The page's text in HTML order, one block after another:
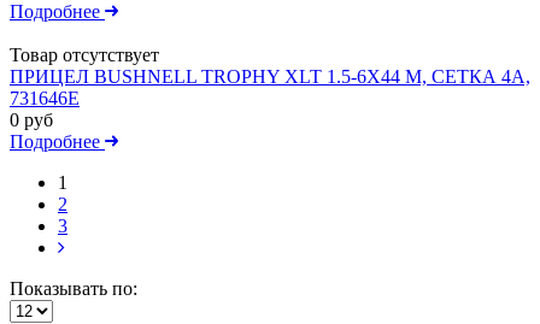
Подробнее
Товар отсутствует
ПРИЦЕЛ BUSHNELL TROPHY XLT 1.5-6X44 M, СЕТКА 4A,
731646E
0 руб
Подробнее
1
2
3
Показывать по: